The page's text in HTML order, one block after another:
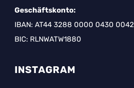
Geschäftskonto:
IBAN: AT44 3288 0000 0430 0042
BIC: RLNWATW1880
INSTAGRAM